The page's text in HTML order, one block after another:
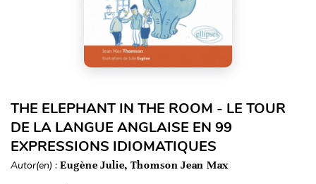
THE ELEPHANT IN THE ROOM - LE TOUR
DE LA LANGUE ANGLAISE EN 99
EXPRESSIONS IDIOMATIQUES
Autor(en) : Eugène Julie, Thomson Jean Max